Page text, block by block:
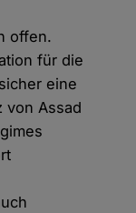
offen.
für die
eine
von Assad